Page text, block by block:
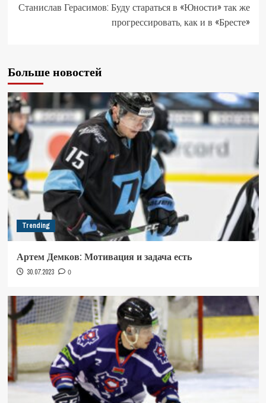
Станислав Герасимов: Буду стараться в «Юности» так же
прогрессировать, как и в «Бресте»
Больше новостей
Trending
Артем Демков: Мотивация и задача есть
30.07.2023 0